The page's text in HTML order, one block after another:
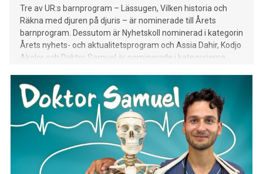
Tre av UR:s barnprogram – Lässugen, Vilken historia och
Räkna med djuren på djuris – är nominerade till Årets
barnprogram. Dessutom är Nyhetskoll nominerad i kategorin
Årets nyhets- och aktualitetsprogram och Assia Dahir, Kodjo
Akolor och Doktor Samuel är nominerade i kategorierna
programledare och Tittarnas favoritprogram.
Nomineringarna speglar UR:s starka engagemang för att
skapa lärorik, inkluderande och inspirerande produktioner
för barn och unga.